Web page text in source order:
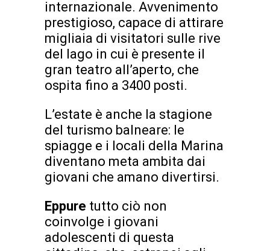
internazionale. Avvenimento
prestigioso, capace di attirare
migliaia di visitatori sulle rive
del lago in cui è presente il
gran teatro all’aperto, che
ospita fino a 3400 posti.
L’estate è anche la stagione
del turismo balneare: le
spiagge e i locali della Marina
diventano meta ambita dai
giovani che amano divertirsi.
Eppure tutto ciò non
coinvolge i giovani
adolescenti di questa